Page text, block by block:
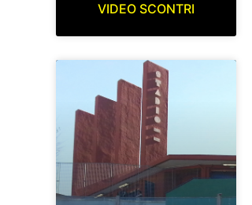
VIDEO SCONTRI